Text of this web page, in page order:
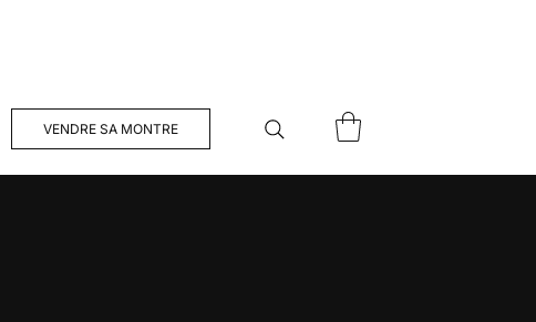
VENDRE SA MONTRE